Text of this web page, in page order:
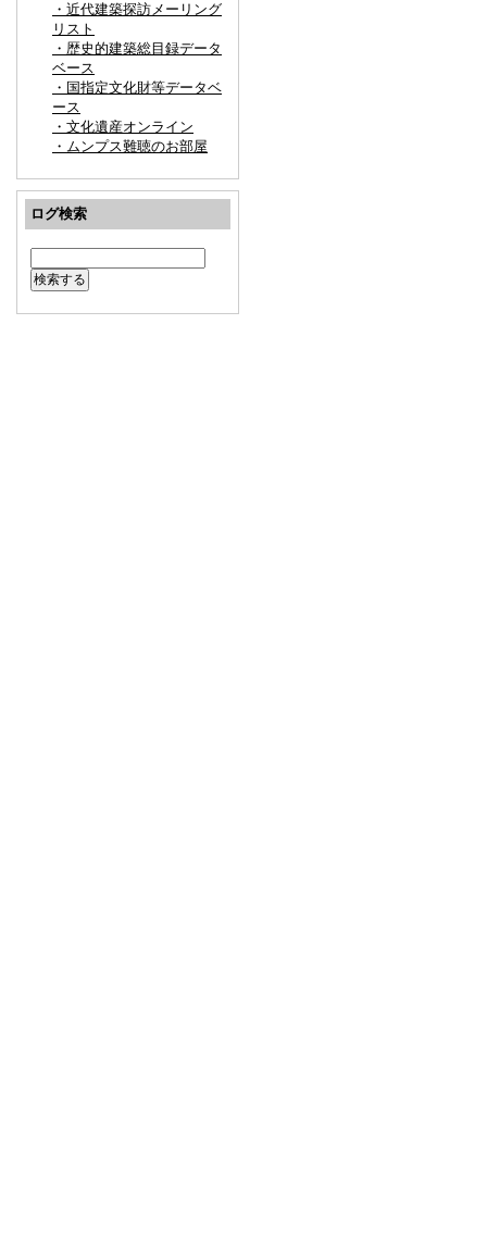
・近代建築探訪メーリング
リスト
・歴史的建築総目録データ
ベース
・国指定文化財等データベ
ース
・文化遺産オンライン
・ムンプス難聴のお部屋
ログ検索